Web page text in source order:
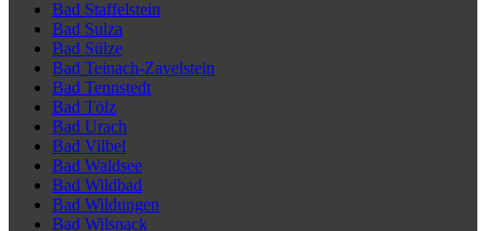
Bad Staffelstein
Bad Sulza
Bad Sülze
Bad Teinach-Zavelstein
Bad Tennstedt
Bad Tölz
Bad Urach
Bad Vilbel
Bad Waldsee
Bad Wildbad
Bad Wildungen
Bad Wilsnack